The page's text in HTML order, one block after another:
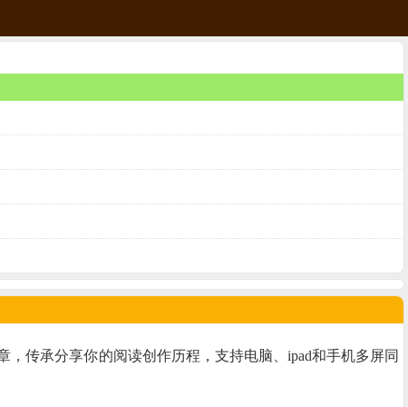
传承分享你的阅读创作历程，支持电脑、ipad和手机多屏同